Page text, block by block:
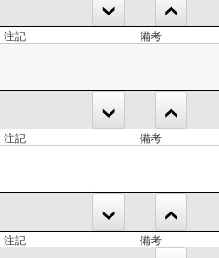
注記 備考
注記 備考
注記 備考